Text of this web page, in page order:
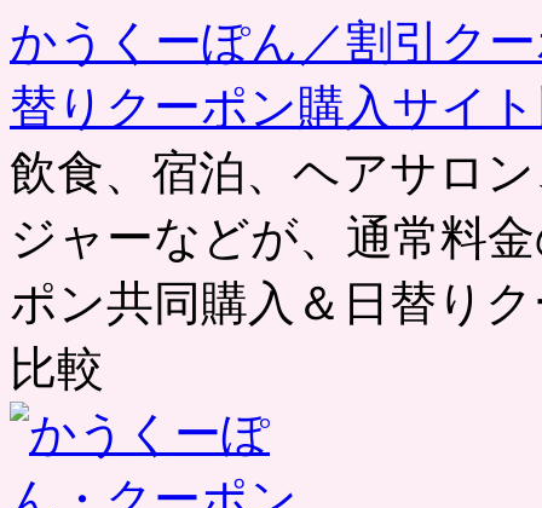
かうくーぽん／割引ク
替りクーポン購入サイ
飲食、宿泊、ヘアサロ
ジャーなどが、通常料
ポン共同購入＆日替り
比較